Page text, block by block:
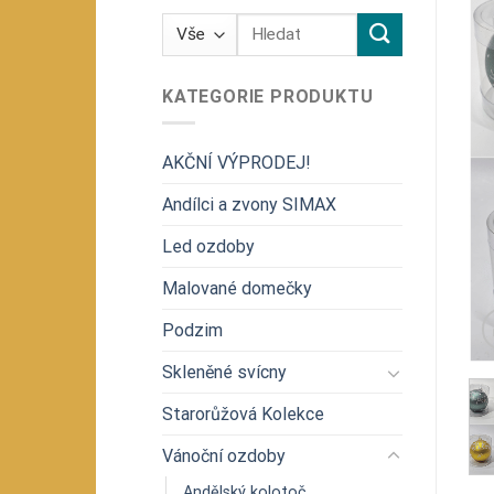
Hledat:
KATEGORIE PRODUKTU
AKČNÍ VÝPRODEJ!
Andílci a zvony SIMAX
Led ozdoby
Malované domečky
Podzim
Skleněné svícny
Starorůžová Kolekce
Vánoční ozdoby